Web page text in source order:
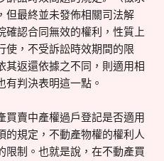
但最終並未發佈相關司法解
確認合同無效的權利，性質上
使，不受訴訟時效期間的限
其返還依據之不同，則適用相
有判決表明這一點。
買賣中產權過戶登記是否適用
的規定，不動產物權的權利人
限制。也就是說，在不動產買